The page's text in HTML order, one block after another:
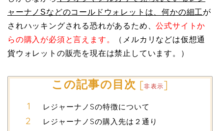
ャーナノSなどのコールドウォレットは、何かの細工が
されハッキングされる恐れがあるため、公式サイトか
らの購入が必須と言えます。
（メルカリなどは仮想通
貨ウォレットの販売を現在は禁止しています。）
この記事の目次 [非表示]
レジャーナノSの特徴について
レジャーナノSの購入先は２通り